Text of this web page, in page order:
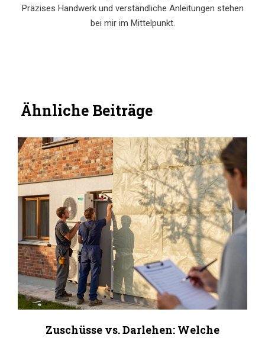
Präzises Handwerk und verständliche Anleitungen stehen
bei mir im Mittelpunkt.
Ähnliche Beiträge
Zuschüsse vs. Darlehen: Welche